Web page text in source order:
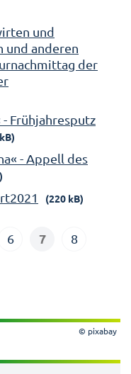
und
und anderen
der
Frühjahresputz
- Appell des
(220 kB)
6 7 8
© pixabay